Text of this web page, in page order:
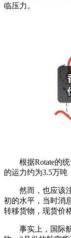
临压力。
根据Rotate的统
的运力约为3.5万吨
然而，也应该注
初的水平，当时消
转移货物，现货价
事实上，国际航